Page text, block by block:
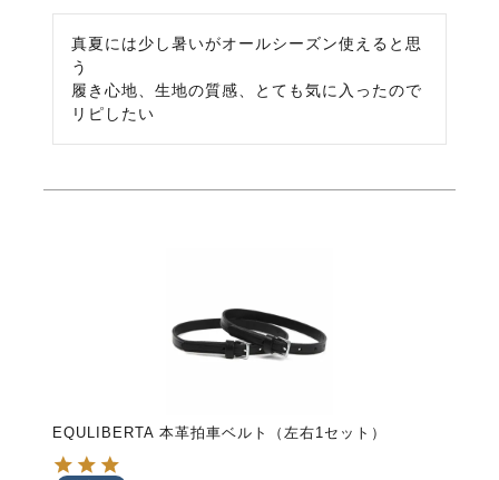
真夏には少し暑いがオールシーズン使えると思
う
履き心地、生地の質感、とても気に入ったので
リピしたい
EQULIBERTA 本革拍車ベルト（左右1セット）